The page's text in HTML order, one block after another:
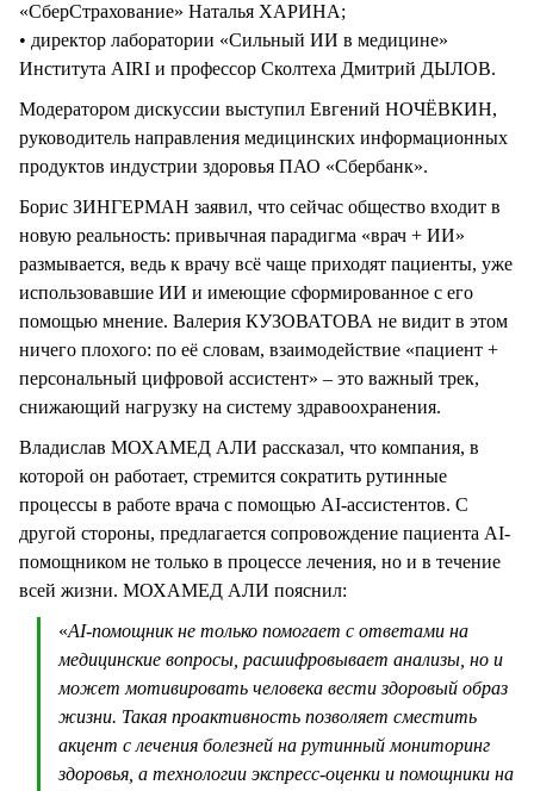
«СберСтрахование» Наталья ХАРИНА;
• директор лаборатории «Сильный ИИ в медицине»
Института AIRI и профессор Сколтеха Дмитрий ДЫЛОВ.
Модератором дискуссии выступил Евгений НОЧЁВКИН,
руководитель направления медицинских информационных
продуктов индустрии здоровья ПАО «Сбербанк».
Борис ЗИНГЕРМАН заявил, что сейчас общество входит в
новую реальность: привычная парадигма «врач + ИИ»
размывается, ведь к врачу всё чаще приходят пациенты, уже
использовавшие ИИ и имеющие сформированное с его
помощью мнение. Валерия КУЗОВАТОВА не видит в этом
ничего плохого: по её словам, взаимодействие «пациент +
персональный цифровой ассистент» – это важный трек,
снижающий нагрузку на систему здравоохранения.
Владислав МОХАМЕД АЛИ рассказал, что компания, в
которой он работает, стремится сократить рутинные
процессы в работе врача с помощью AI-ассистентов. С
другой стороны, предлагается сопровождение пациента AI-
помощником не только в процессе лечения, но и в течение
всей жизни. МОХАМЕД АЛИ пояснил:
«AI-помощник не только помогает с ответами на
медицинские вопросы, расшифровывает анализы, но и
может мотивировать человека вести здоровый образ
жизни. Такая проактивность позволяет сместить
акцент с лечения болезней на рутинный мониторинг
здоровья, а технологии экспресс-оценки и помощники на